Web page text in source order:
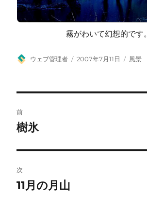
霧がわいて幻想的です。
投
ウェブ管理者
投
2007年7月11日
カ
風景
稿
ビ
ゲ
前
前
投
稿:
樹氷
次
次
11月の月山